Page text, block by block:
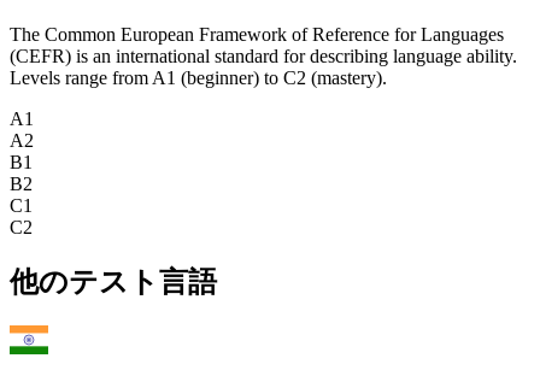
The Common European Framework of Reference for Languages
(CEFR) is an international standard for describing language ability.
Levels range from A1 (beginner) to C2 (mastery).
A1
A2
B1
B2
C1
C2
他のテスト言語